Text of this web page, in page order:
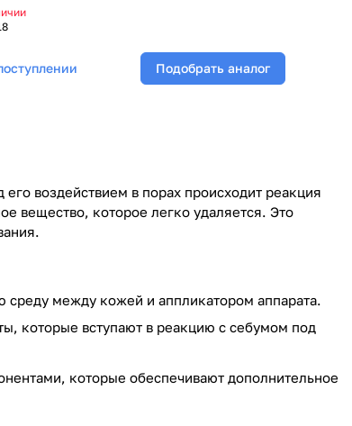
Подобрать аналог
его воздействием в порах происходит реакция
вещество, которое легко удаляется. Это
среду между кожей и аппликатором аппарата.
которые вступают в реакцию с себумом под
которые обеспечивают дополнительное